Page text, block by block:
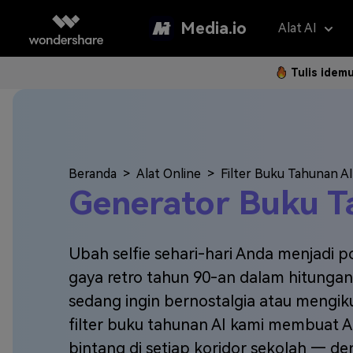
Media.io Alat AI
Teks ke
Ubah
Model AI
New
Penerjemah
Penambah
Klip Otomatis
Subtitle
Montase
2K
FAQs
Sering
Tulis
Beranda > Alat Online > Filter Buku Tahunan AI
Generator Buku
Ubah selfie sehari-hari Anda menjadi
gaya retro tahun 90-an dalam
sedang ingin bernostalgia atau
filter buku tahunan AI kami membuat
bintang di setiap koridor sekolah —